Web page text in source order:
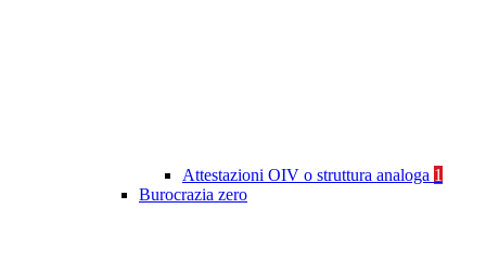
Attestazioni OIV o struttura analoga 1
Burocrazia zero